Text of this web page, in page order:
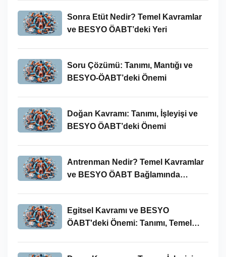
Sonra Etüt Nedir? Temel Kavramlar
ve BESYO ÖABT’deki Yeri
Soru Çözümü: Tanımı, Mantığı ve
BESYO-ÖABT’deki Önemi
Doğan Kavramı: Tanımı, İşleyişi ve
BESYO ÖABT’deki Önemi
Antrenman Nedir? Temel Kavramlar
ve BESYO ÖABT Bağlamında
Egitsel Kavramı ve BESYO
ÖABT'deki Önemi: Tanımı, Temel